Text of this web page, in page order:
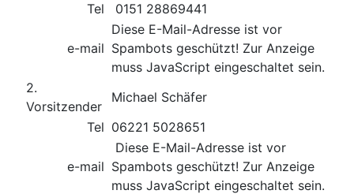
Tel 0151 28869441
e-mail
Diese E-Mail-Adresse ist vor
Spambots geschützt! Zur Anzeige
muss JavaScript eingeschaltet sein.
2.
Vorsitzender
Michael Schäfer
Tel 06221 5028651
e-mail
Diese E-Mail-Adresse ist vor
Spambots geschützt! Zur Anzeige
muss JavaScript eingeschaltet sein.